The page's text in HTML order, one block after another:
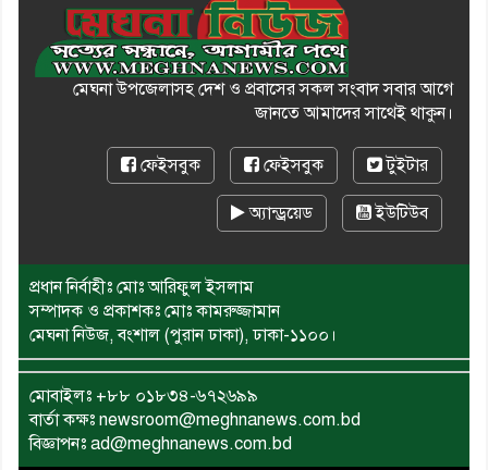
মেঘনা উপজেলাসহ দেশ ও প্রবাসের সকল সংবাদ সবার আগে
জানতে আমাদের সাথেই থাকুন।
ফেইসবুক ফেইসবুক টুইটার
অ্যান্ড্রয়েড ইউটিউব
প্রধান নির্বাহীঃ মোঃ আরিফুল ইসলাম
সম্পাদক ও প্রকাশকঃ মোঃ কামরুজ্জামান
মেঘনা নিউজ, বংশাল (পুরান ঢাকা), ঢাকা-১১০০।
মোবাইলঃ +৮৮ ০১৮৩৪-৬৭২৬৯৯
বার্তা কক্ষঃ newsroom@meghnanews.com.bd
বিজ্ঞাপনঃ ad@meghnanews.com.bd